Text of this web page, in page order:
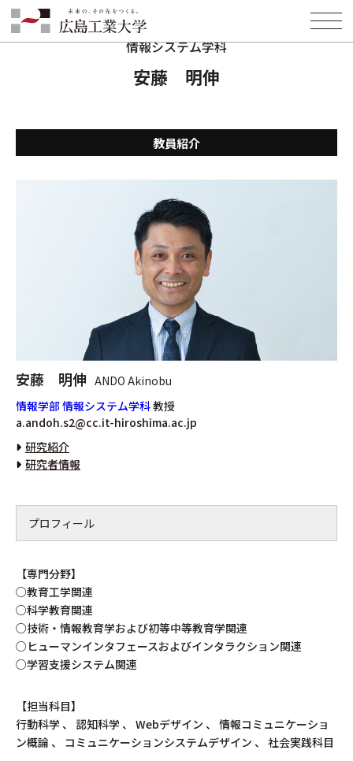
HOME 学部・学科・大学院
教員紹介
安藤 明伸
情報システム学科
安藤 明伸
教員紹介
安藤 明伸 ANDO Akinobu
情報学部 情報システム学科教授
a.andoh.s2@cc.it-hiroshima.ac.jp
研究紹介
研究者情報
プロフィール
【専門分野】
○教育工学関連
○科学教育関連
○技術・情報教育学および初等中等教育学関連
○ヒューマンインタフェースおよびインタラクション関連
○学習支援システム関連
【担当科目】
行動科学 、 認知科学 、 Webデザイン 、 情報コミュニケーショ
ン概論 、 コミュニケーションシステムデザイン 、 社会実践科目